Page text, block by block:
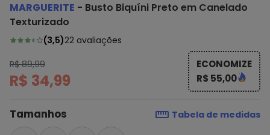
MARGUERITE - Busto Biquíni Preto em Canelado
Texturizado
(3,5)22 avaliações
R$ 89,99
R$ 34,99
ECONOMIZE
R$ 55,00
Tamanhos Tabela de medidas